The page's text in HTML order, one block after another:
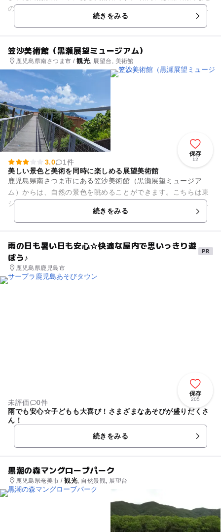
の郷土出身作家やロダン、シャガールといった海外巨匠の絵
画・彫刻の他、南米大陸先...続きをみる
笠沙美術館（黒瀬展望ミュージアム）
鹿児島県南さつま市 /観光, 展望台, 美術館
保存
12
3.0
1件
美しい景色と美術を同時に楽しめる展望美術館
鹿児島県南さつま市にある笠沙美術館（黒瀬展望ミュージア
ム）からは、自然の景色を眺めることができます。こちらは東
シナ海を望む海沿いにあり、美術館自体が展望台としても親し
まれている珍しい施設です。館...
続きをみる
雨の日も暑い日も安心☆快適な屋内で思いっきり遊
ぼう♪
鹿児島県鹿児島市
保存
205
未評価
0件
雨でも安心☆子どもも大喜び！さまざまなあそびが盛りだくさ
ん！
続きをみる
黒潮の森マングローブパーク
鹿児島県奄美市 /観光, 自然景観, 展望台